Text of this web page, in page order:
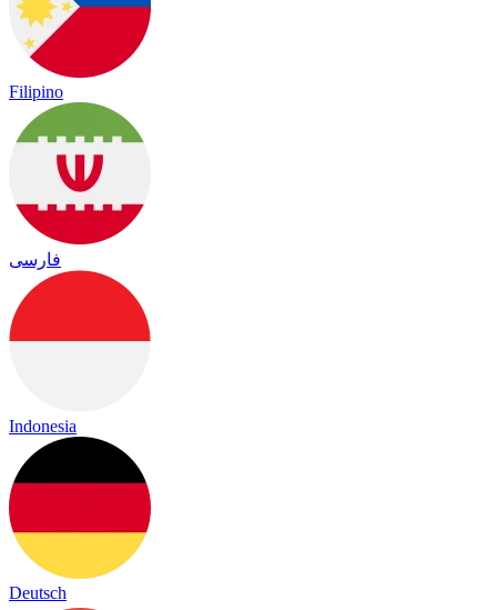
Filipino
فارسی
Indonesia
Deutsch